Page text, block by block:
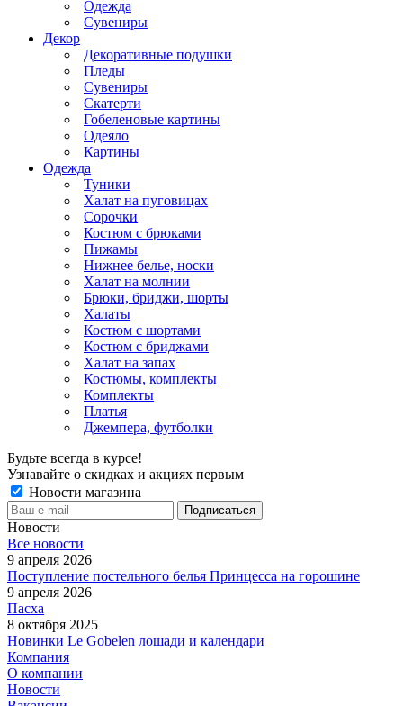
Одежда
Сувениры
Декор
Декоративные подушки
Пледы
Сувениры
Скатерти
Гобеленовые картины
Одеяло
Картины
Одежда
Туники
Халат на пуговицах
Сорочки
Костюм с брюками
Пижамы
Нижнее белье, носки
Халат на молнии
Брюки, бриджи, шорты
Халаты
Костюм с шортами
Костюм с бриджами
Халат на запах
Костюмы, комплекты
Комплекты
Платья
Джемпера, футболки
Будьте всегда в курсе!
Узнавайте о скидках и акциях первым
Новости магазина
Новости
Все новости
9 апреля 2026
Поступление постельного белья Принцесса на горошине
9 апреля 2026
Пасха
8 октября 2025
Новинки Le Gobelen лошади и календари
Компания
О компании
Новости